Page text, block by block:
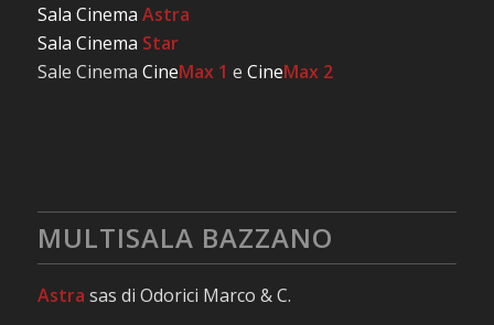
Sala Cinema Astra
Sala Cinema Star
Sale Cinema CineMax 1 e CineMax 2
MULTISALA BAZZANO
Astra sas di Odorici Marco & C.